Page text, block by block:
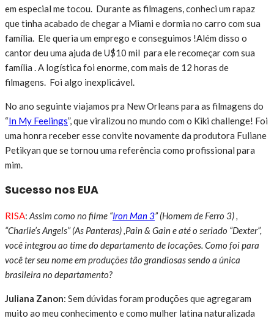
em especial me tocou. Durante as filmagens, conheci um rapaz
que tinha acabado de chegar a Miami e dormia no carro com sua
família. Ele queria um emprego e conseguimos !Além disso o
cantor deu uma ajuda de U$10 mil para ele recomeçar com sua
família . A logística foi enorme, com mais de 12 horas de
filmagens. Foi algo inexplicável.
No ano seguinte viajamos pra New Orleans para as filmagens do
“In My Feelings”, que viralizou no mundo com o Kiki challenge! Foi
uma honra receber esse convite novamente da produtora Fuliane
Petikyan que se tornou uma referência como profissional para
mim.
Sucesso nos EUA
RISA: Assim como no filme “Iron Man 3” (Homem de Ferro 3) ,
“Charlie’s Angels” (As Panteras) ,Pain & Gain e até o seriado “Dexter”,
você integrou ao time do departamento de locações. Como foi para
você ter seu nome em produções tão grandiosas sendo a única
brasileira no departamento?
Juliana Zanon: Sem dúvidas foram produções que agregaram
muito ao meu conhecimento e como mulher latina naturalizada